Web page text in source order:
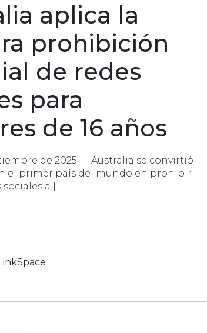
aplica la
prohibición
de redes
para
de 16 años
de 2025 — Australia se convirtió
el primer país del mundo en prohibir
a […]